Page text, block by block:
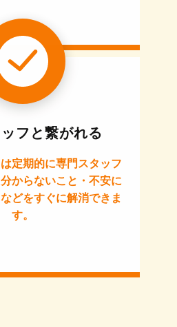
フと繋がれる
定期的に専門スタッフ
からないこと・不安に
どをすぐに解消できま
す。